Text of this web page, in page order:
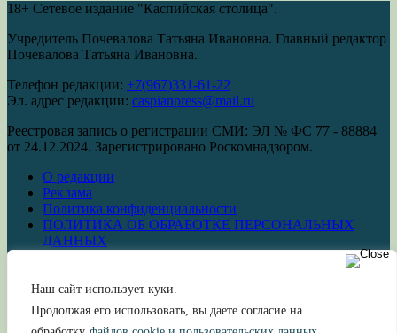
Наш сайт использует куки.
Продолжая его использовать, вы даете согласие на
18+ Сетевое издание "Каспийская столица".
Учредитель Почевалова Татьяна Ивановна. Главный редактор
Почевалова Татьяна Ивановна.
Телефон редакции: +7(967)331-61-22
Эл. адрес редакции: caspianpress@mail.ru
Реестровая запись о регистрации СМИ: ЭЛ № ФС 77 - 88884
от 24.12.2024. Зарегистрировано Роскомнадзором.
О редакции
Реклама
Политика конфиденциальности
ПОЛИТИКА ОБ ОБРАБОТКЕ ПЕРСОНАЛЬНЫХ
ДАННЫХ